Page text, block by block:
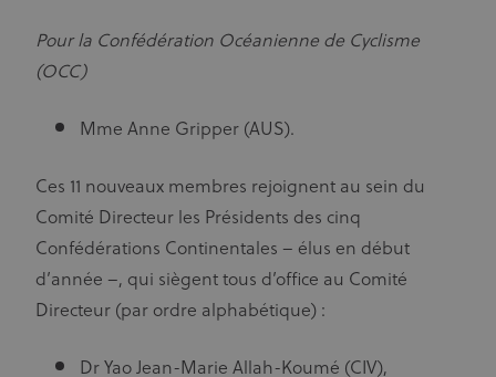
Pour la Confédération Océanienne de Cyclisme
(OCC)
Mme Anne Gripper (AUS).
Ces 11 nouveaux membres rejoignent au sein du
Comité Directeur les Présidents des cinq
Confédérations Continentales – élus en début
d’année –, qui siègent tous d’office au Comité
Directeur (par ordre alphabétique) :
Dr Yao Jean-Marie Allah-Koumé (CIV),